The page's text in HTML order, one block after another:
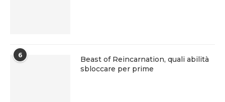
6
Beast of Reincarnation, quali abilità
sbloccare per prime